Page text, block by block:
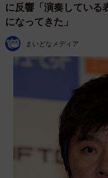
に反響「演奏している
になってきた」
まいどなメディア